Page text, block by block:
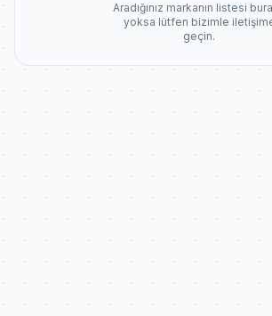
Aradığınız markanın listesi
yoksa lütfen bizimle
geçin.